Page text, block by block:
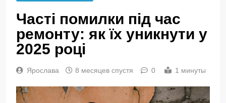
Часті помилки під час
ремонту: як їх уникнути у
2025 році
Ярослава 8 месяцев спустя 0 1 минуты